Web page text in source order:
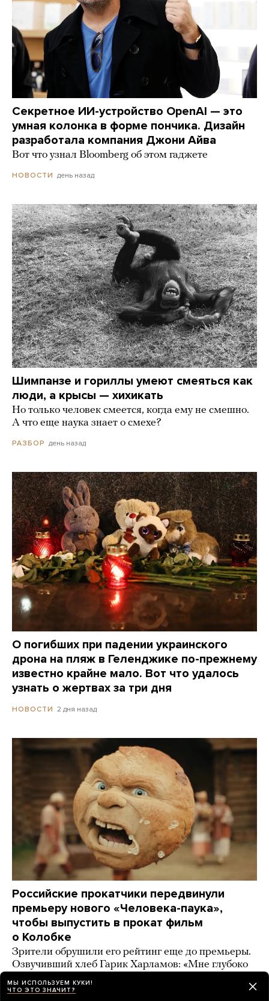
Секретное ИИ-устройство OpenAI — это
умная колонка в форме пончика. Дизайн
разработала компания Джони Айва
Вот что узнал Bloomberg об этом гаджете
НОВОСТИ день назад
Шимпанзе и гориллы умеют смеяться как
люди, а крысы — хихикать
Но только человек смеется, когда ему не смешно.
А что еще наука знает о смехе?
РАЗБОР день назад
О погибших при падении украинского
дрона на пляж в Геленджике по-прежнему
известно крайне мало. Вот что удалось
узнать о жертвах за три дня
НОВОСТИ 2 дня назад
Российские прокатчики передвинули
премьеру нового «Человека-паука»,
чтобы выпустить в прокат фильм
о Колобке
Зрители обрушили его рейтинг еще до премьеры.
Озвучивший хлеб Гарик Харламов: «Мне глубоко
МЫ ИСПОЛЬЗУЕМ КУКИ!
ЧТО ЭТО ЗНАЧИТ?